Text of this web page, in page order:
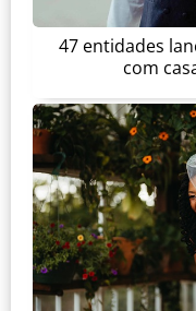
47 entidades
com